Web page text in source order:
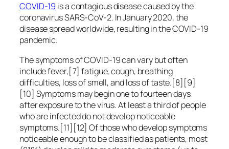
COVID-19 is a contagious disease caused by the
coronavirus SARS-CoV-2. In January 2020, the
disease spread worldwide, resulting in the COVID-19
pandemic.
The symptoms of COVID‑19 can vary but often
include fever,[7] fatigue, cough, breathing
difficulties, loss of smell, and loss of taste.[8][9]
[10] Symptoms may begin one to fourteen days
after exposure to the virus. At least a third of people
who are infected do not develop noticeable
symptoms.[11][12] Of those who develop symptoms
noticeable enough to be classified as patients, most